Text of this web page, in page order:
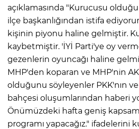
açıklamasında "Kurucusu
ilçe başkanlığından istifa
kişinin piyonu haline gelmiştir.
kaybetmiştir. 'İYİ Parti'ye oy
gezenlerin oyuncağı haline
MHP'den koparan ve MHP'nin
olduğunu söyleyenler PKK'nın
bahçesi oluşumlarından haberi
Önümüzdeki hafta geniş
programı yapacağız." ifadelerini